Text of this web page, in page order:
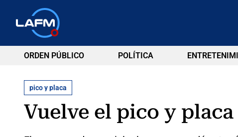
ORDEN PÚBLICO POLÍTICA
pico y placa
Vuelve el pico y placa